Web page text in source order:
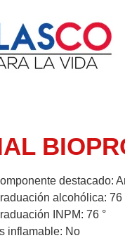
destacado:
alcohólica: 76
INPM: 76 °
inflamable: No